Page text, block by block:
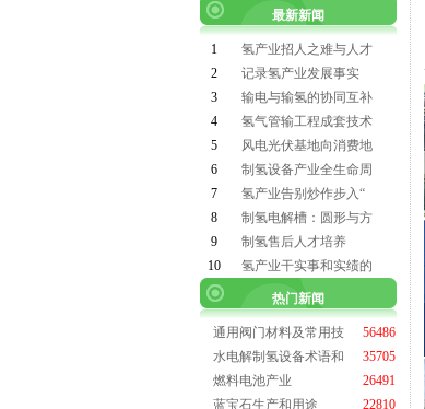
最新新闻
1
氢产业招人之难与人才
2
记录氢产业发展事实
3
输电与输氢的协同互补
4
氢气管输工程成套技术
5
风电光伏基地向消费地
6
制氢设备产业全生命周
7
氢产业告别炒作步入“
8
制氢电解槽：圆形与方
9
制氢售后人才培养
10
氢产业干实事和实绩的
热门新闻
通用阀门材料及常用技
56486
水电解制氢设备术语和
35705
燃料电池产业
26491
蓝宝石生产和用途
22810